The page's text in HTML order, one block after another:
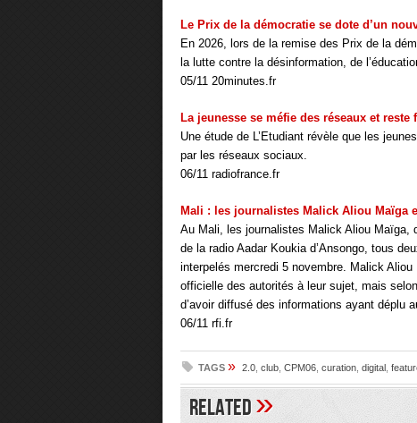
Le Prix de la démocratie se dote d’un
En 2026, lors de la remise des Prix de la
la lutte contre la désinformation, de
05/11 20minutes.fr
La jeunesse se méfie des réseaux et
Une étude de L’Etudiant révèle que les
par les réseaux sociaux.
06/11 radiofrance.fr
Mali : les journalistes Malick Aliou Maïga
Au Mali, les journalistes Malick Aliou Maïga,
de la radio Aadar Koukia d’Ansongo, tous
interpelés mercredi 5 novembre. Malick
officielle des autorités à leur sujet, mais
d’avoir diffusé des informations ayant déplu
06/11 rfi.fr
TAGS » 2.0 club CPM06 curation digital
Related»